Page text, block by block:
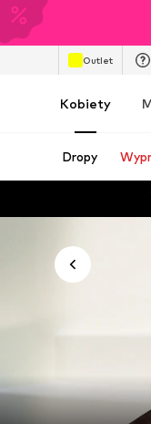
Outlet
Kobiety
Dropy